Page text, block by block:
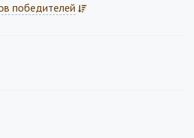
победителей